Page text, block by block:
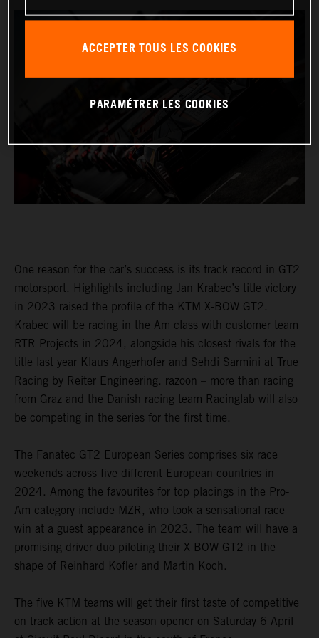
One reason for the car’s success is its track record in GT2
motorsport. Highlights including Jan Krabec’s title victory
in 2023 raised the profile of the KTM X-BOW GT2.
Krabec will be racing in the Am class with customer team
RTR Projects in 2024, alongside his closest rivals for the
title last year Klaus Angerhofer and Sehdi Sarmini at True
Racing by Reiter Engineering. razoon – more than racing
from Graz and the Danish racing team Racinglab will also
be competing in the series for the first time.
The Fanatec GT2 European Series comprises six race
weekends across five different European countries in
2024. Among the favourites for top placings in the Pro-
Am category include MZR, who took a sensational race
win at a guest appearance in 2023. The team will have a
promising driver duo piloting their X-BOW GT2 in the
shape of Reinhard Kofler and Martin Koch.
The five KTM teams will get their first taste of competitive
on-track action at the season-opener on Saturday 6 April
ACCEPTER TOUS LES COOKIES
PARAMÉTRER LES COOKIES